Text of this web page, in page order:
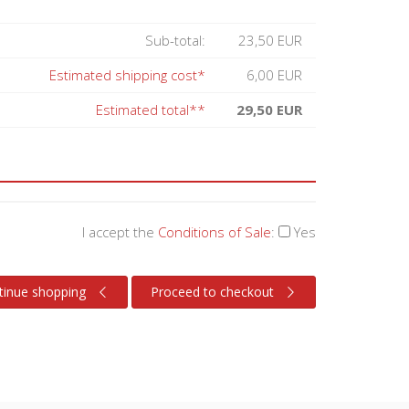
Sub-total:
23,50 EUR
Estimated shipping cost*
6,00 EUR
Estimated total**
29,50 EUR
I accept the Conditions of Sale: Yes
shopping Proceed to checkout